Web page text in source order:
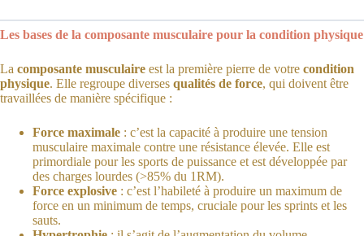
Les bases de la composante musculaire pour la condition physique
La composante musculaire est la première pierre de votre condition
physique. Elle regroupe diverses qualités de force, qui doivent être
travaillées de manière spécifique :
Force maximale : c’est la capacité à produire une tension
musculaire maximale contre une résistance élevée. Elle est
primordiale pour les sports de puissance et est développée par
des charges lourdes (>85% du 1RM).
Force explosive : c’est l’habileté à produire un maximum de
force en un minimum de temps, cruciale pour les sprints et les
sauts.